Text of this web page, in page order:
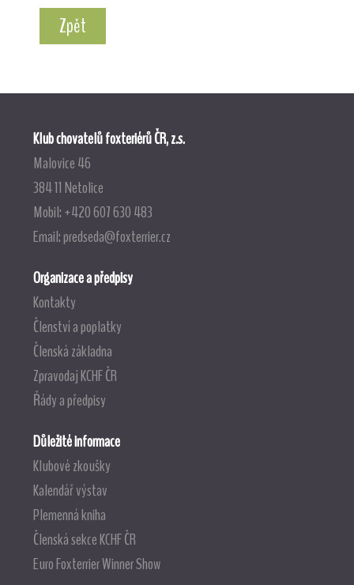
Zpět
Klub chovatelů foxteriérů ČR, z.s.
Malovice 46
384 11 Netolice
Mobil: +420 607 630 483
Email:predseda@foxterrier.cz
Organizace a předpisy
Kontakty
Členství a poplatky
Členská základna
Zpravodaj KCHF ČR
Řády a předpisy
Důležité informace
Klubové zkoušky
Kalendář výstav
Plemenná kniha
Členská sekce KCHF ČR
Euro Foxterrier Winner Show